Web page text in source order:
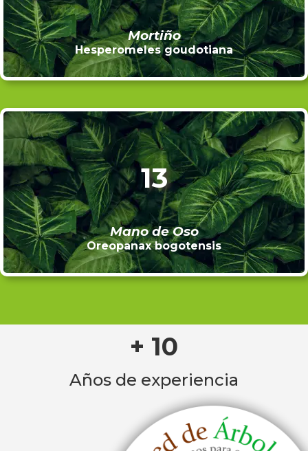
Mortiño
Hesperomeles goudotiana
13
Mano de Oso
Oreopanax bogotensis
+ 10
Años de experiencia